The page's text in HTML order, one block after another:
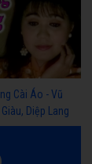
Cài Áo - Vũ
Diệp Lang